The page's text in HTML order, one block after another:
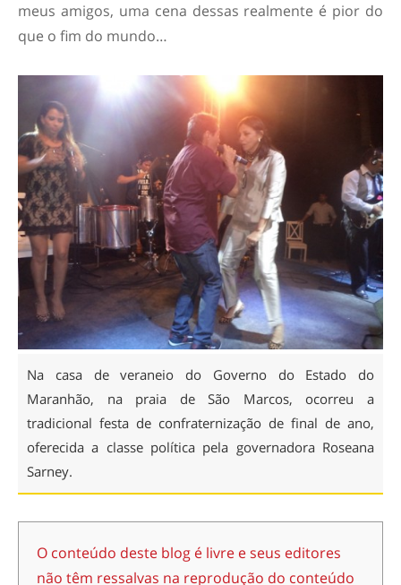
meus amigos, uma cena dessas realmente é pior do
que o fim do mundo…
Na casa de veraneio do Governo do Estado do
Maranhão, na praia de São Marcos, ocorreu a
tradicional festa de confraternização de final de ano,
oferecida a classe política pela governadora Roseana
Sarney.
O conteúdo deste blog é livre e seus editores
não têm ressalvas na reprodução do conteúdo